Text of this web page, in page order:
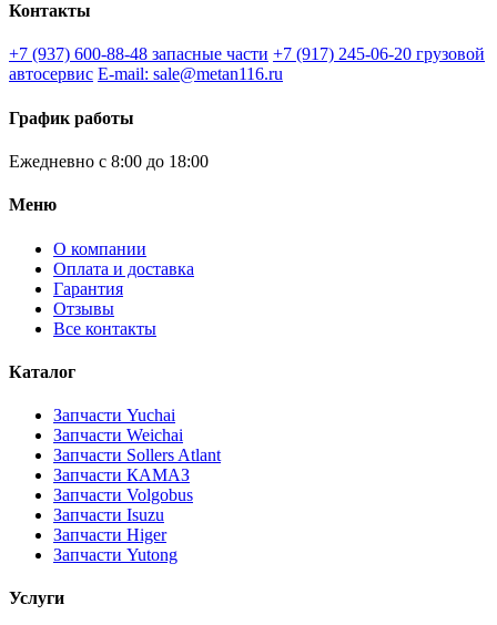
Контакты
+7 (937) 600-88-48 запасные части +7 (917) 245-06-20 грузовой
автосервис E-mail: sale@metan116.ru
График работы
Ежедневно с 8:00 до 18:00
Меню
О компании
Оплата и доставка
Гарантия
Отзывы
Все контакты
Каталог
Запчасти Yuchai
Запчасти Weichai
Запчасти Sollers Atlant
Запчасти КАМАЗ
Запчасти Volgobus
Запчасти Isuzu
Запчасти Higer
Запчасти Yutong
Услуги